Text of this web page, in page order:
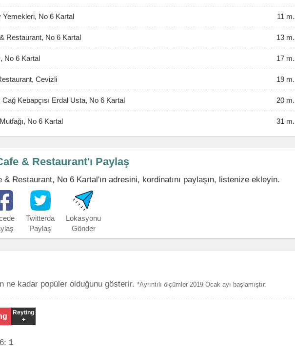
Yemekleri, No 6 Kartal 11 m.
Restaurant, No 6 Kartal 13 m.
No 6 Kartal 17 m.
Cevizli 19 m.
Kebapçısı Erdal Usta, No 6 Kartal 20 m.
No 6 Kartal 31 m.
& Restaurant'ı Paylaş
& Restaurant, No 6 Kartal'ın adresini, kordinatını paylaşın, listenize ekleyin.
Twitterda
Paylaş
Lokasyonu
Gönder
ne kadar popüler olduğunu gösterir. *Ayrıntılı ölçümler 2019 Ocak ayı başlamıştır.
Reyting
+
1